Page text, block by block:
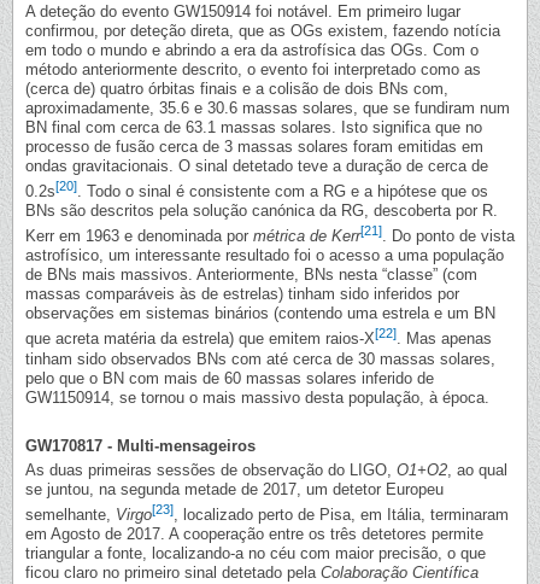
A deteção do evento GW150914 foi notável. Em primeiro lugar
confirmou, por deteção direta, que as OGs existem, fazendo notícia
em todo o mundo e abrindo a era da astrofísica das OGs. Com o
método anteriormente descrito, o evento foi interpretado como as
(cerca de) quatro órbitas finais e a colisão de dois BNs com,
aproximadamente, 35.6 e 30.6 massas solares, que se fundiram num
BN final com cerca de 63.1 massas solares. Isto significa que no
processo de fusão cerca de 3 massas solares foram emitidas em
ondas gravitacionais. O sinal detetado teve a duração de cerca de
0.2s[20]. Todo o sinal é consistente com a RG e a hipótese que os
BNs são descritos pela solução canónica da RG, descoberta por R.
Kerr em 1963 e denominada por métrica de Kerr[21]. Do ponto de vista
astrofísico, um interessante resultado foi o acesso a uma população
de BNs mais massivos. Anteriormente, BNs nesta “classe” (com
massas comparáveis às de estrelas) tinham sido inferidos por
observações em sistemas binários (contendo uma estrela e um BN
que acreta matéria da estrela) que emitem raios-X[22]. Mas apenas
tinham sido observados BNs com até cerca de 30 massas solares,
pelo que o BN com mais de 60 massas solares inferido de
GW1150914, se tornou o mais massivo desta população, à época.
GW170817 - Multi-mensageiros
As duas primeiras sessões de observação do LIGO, O1+O2 , ao qual
se juntou, na segunda metade de 2017, um detetor Europeu
semelhante, Virgo[23], localizado perto de Pisa, em Itália, terminaram
em Agosto de 2017. A cooperação entre os três detetores permite
triangular a fonte, localizando-a no céu com maior precisão, o que
ficou claro no primeiro sinal detetado pela Colaboração Científica